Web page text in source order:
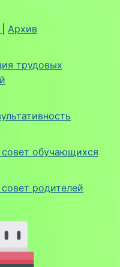
Архив
трудовых
обучающихся
родителей